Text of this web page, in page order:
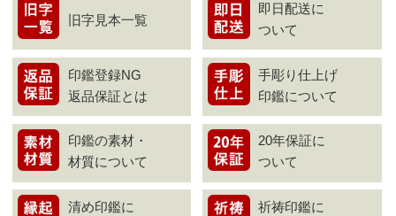
旧字見本一覧
即日配送に
ついて
印鑑登録NG
返品保証とは
手彫り仕上げ
印鑑について
印鑑の素材・
材質について
20年保証に
ついて
清め印鑑に
祈祷印鑑に